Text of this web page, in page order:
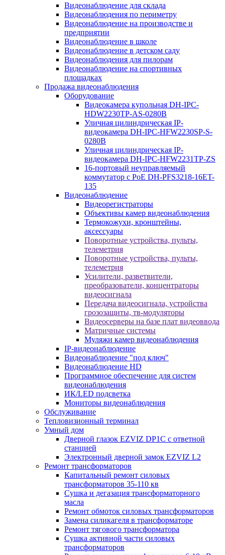
Видеонаблюдение для склада
Видеонаблюдения по периметру
Видеонаблюдение на производстве и
предприятии
Видеонаблюдение в школе
Видеонаблюдение в детском саду
Видеонаблюдения для пилорам
Видеонаблюдение на спортивных
площадках
Продажа видеонаблюдения
Оборудование
Видеокамера купольная DH-IPC-
HDW2230TP-AS-0280B
Уличная цилиндрическая IP-
видеокамера DH-IPC-HFW2230SP-S-
0280B
Уличная цилиндрическая IP-
видеокамера DH-IPC-HFW2231TP-ZS
16-портовый неуправляемый
коммутатор с РоЕ DH-PFS3218-16ET-
135
Видеонаблюдение
Видеорегистраторы
Объективы камер видеонаблюдения
Термокожухи, кронштейны,
аксессуары
Поворотные устройства, пульты,
телеметрия
Поворотные устройства, пульты,
телеметрия
Усилители, разветвители,
преобразователи, концентраторы
видеосигнала
Передача видеосигнала, устройства
грозозащиты, тв-модуляторы
Видеосерверы на базе плат видеоввода
Матричные системы
Муляжи камер видеонаблюдения
IP-видеонаблюдение
Видеонаблюдение "под ключ"
Видеонаблюдение HD
Программное обеспечение для систем
видеонаблюдения
ИК/LED подсветка
Мониторы видеонаблюдения
Обслуживание
Тепловизионный терминал
Умный дом
Дверной глазок EZVIZ DP1C с ответной
станцией
Электронный дверной замок EZVIZ L2
Ремонт трансформаторов
Капитальный ремонт силовых
трансформаторов 35-110 кв
Сушка и дегазация трансформаторного
масла
Ремонт обмоток силовых трансформаторов
Замена силикагеля в трансформаторе
Ремонт тягового трансформатора
Сушка активной части силовых
трансформаторов